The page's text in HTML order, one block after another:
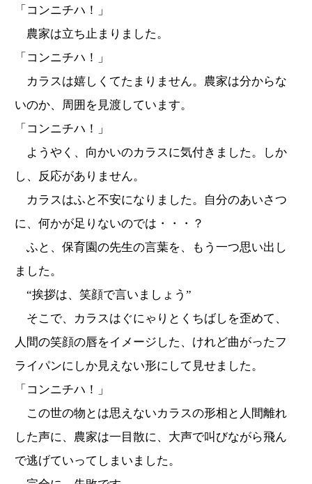
「コンニチハ！」
農家は立ち止まりました。
「コンニチハ！」
カラスは嬉しくてたまりません。農家は分からな
いのか、周囲を見渡しています。
「コンニチハ！」
ようやく、向かいのカラスに気付きました。しか
し、反応がありません。
カラスはふと不安になりました。自分のあいさつ
に、何かが足りないのでは・・・？
ふと、保育園の先生の言葉を、もう一つ思い出し
ました。
“挨拶は、笑顔で言いましょう”
そこで、カラスはぐにゃりとくちばしを歪めて、
人間の笑顔の唇をイメージした、けれど曲がったフ
ライパンにしか見えない形にして見せました。
「コンニチハ！」
この世の物とは思えないカラスの形相と人間離れ
した声に、農家は一目散に、大声で叫びながら飛ん
で逃げていってしまいました。